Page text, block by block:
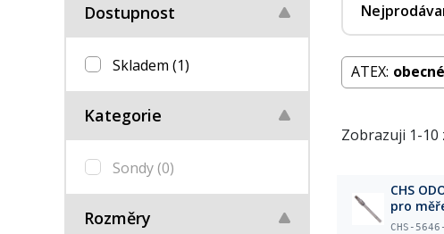
Dostupnost
Skladem (1)
Kategorie
Sondy(0)
Rozměry
ATEX:
Zobrazuji 1-10
CHS
pro
CHS-